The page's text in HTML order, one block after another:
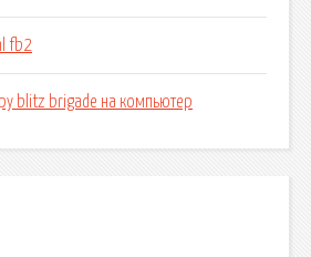
fb2
blitz brigade на компьютер